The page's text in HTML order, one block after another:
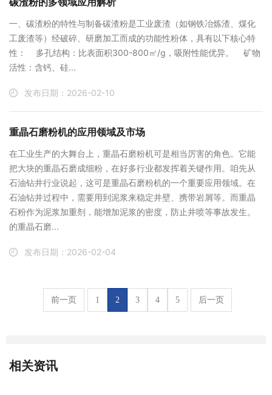
‌一、碳渣粉的特性与制备‌碳渣粉是工业废渣（如钢铁冶炼渣、煤化
工废渣等）经破碎、研磨加工而成的功能性粉体，具有以下核心特
性： ‌多孔结构‌：比表面积300-800㎡/g，吸附性能优异。 ‌矿物
活性‌：含钙、硅...
发布日期：2026-02-10
重晶石磨粉机的应用领域及市场
在工业生产的大舞台上，重晶石磨粉机可是相当厉害的角色。它能
把大块的重晶石磨成细粉，在好多行业都发挥着关键作用。咱先从
石油钻井行业说起，这可是重晶石磨粉机的一个重要应用领域。在
石油钻井过程中，需要用到泥浆来稳定井壁、携带岩屑等。而重晶
石粉作为泥浆加重剂，能增加泥浆的密度，防止井喷等事故发生。
的重晶石磨...
发布日期：2026-02-04
前一页 1 2 3 4 5 后一页
相关资讯